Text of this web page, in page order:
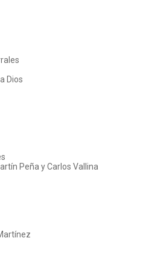
Dios
Peña y Carlos Vallina